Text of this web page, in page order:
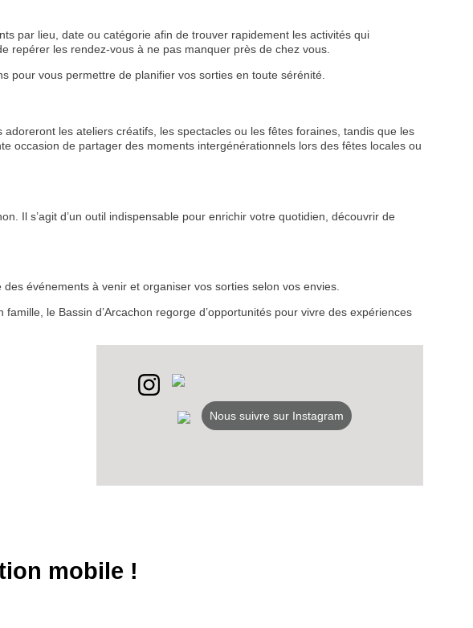
LES
BONS PLANS
S'ABONNER
par lieu, date ou catégorie afin de trouver rapidement les activités qui
repérer les rendez-vous à ne pas manquer près de chez vous.
pour vous permettre de planifier vos sorties en toute sérénité.
les ateliers créatifs, les spectacles ou les fêtes foraines, tandis que les
occasion de partager des moments intergénérationnels lors des fêtes locales ou
Il s’agit d’un outil indispensable pour enrichir votre quotidien, découvrir de
événements à venir et organiser vos sorties selon vos envies.
le Bassin d’Arcachon regorge d’opportunités pour vivre des expériences
Nous suivre sur Instagram
mobile !